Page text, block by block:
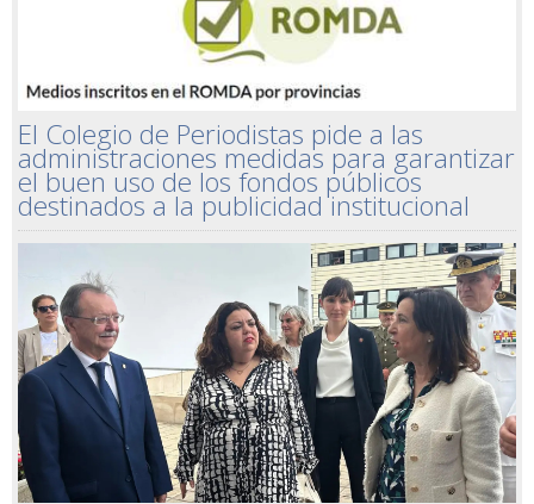
El Colegio de Periodistas pide a las
administraciones medidas para garantizar
el buen uso de los fondos públicos
destinados a la publicidad institucional